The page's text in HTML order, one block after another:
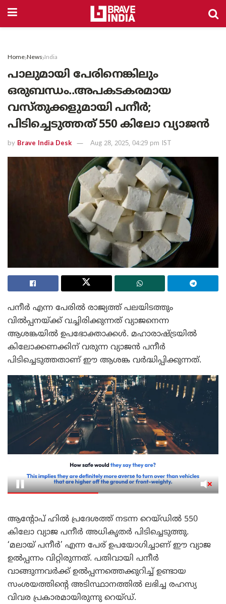
Home News India
പാലുമായി പേരിനെങ്കിലും
ഒരുബന്ധം..അപകടകരമായ
വസ്തുക്കളുമായി പനീർ;
പിടിച്ചെടുത്തത് 550 കിലോ വ്യാജൻ
by Brave India Desk Aug 28, 2025, 04:29 pm IST
പനീർ എന്ന പേരിൽ രാജ്യത്ത് പലയിടത്തും
വിൽപ്പനയ്ക്ക് വച്ചിരിക്കുന്നത് വ്യാജനെന്ന
ആശങ്കയിൽ ഉപഭോക്താക്കൾ. മഹാരാഷ്ട്രയിൽ
കിലോക്കണക്കിന് വരുന്ന വ്യാജൻ പനീർ
പിടിച്ചെടുത്തതാണ് ഈ ആശങ്ക വർദ്ധിപ്പിക്കുന്നത്.
ആന്റോപ് ഹിൽ പ്രദേശത്ത് നടന്ന റെയ്ഡിൽ 550
കിലോ വ്യാജ പനീർ അധികൃതർ പിടിച്ചെടുത്തു.
‘മലായ് പനീർ’ എന്ന പേര് ഉപയോഗിച്ചാണ് ഈ വ്യാജ
ഉൽപ്പന്നം വിറ്റിരുന്നത്. പതിവായി പനീർ
വാങ്ങുന്നവർക്ക് ഉൽപ്പന്നത്തെക്കുറിച്ച് ഉണ്ടായ
സംശയത്തിന്റെ അടിസ്ഥാനത്തിൽ ലഭിച്ച രഹസ്യ
വിവര പ്രകാരമായിരുന്നു റെയ്ഡ്.